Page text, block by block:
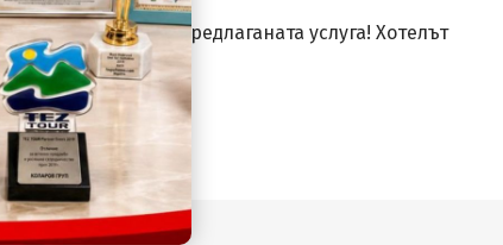
отговорност за предлаганата услуга! Хотелът